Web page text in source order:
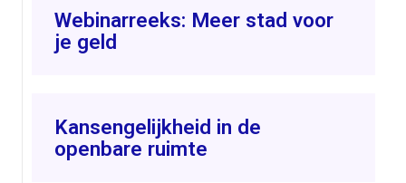
Webinarreeks: Meer stad voor
je geld
Kansengelijkheid in de
openbare ruimte